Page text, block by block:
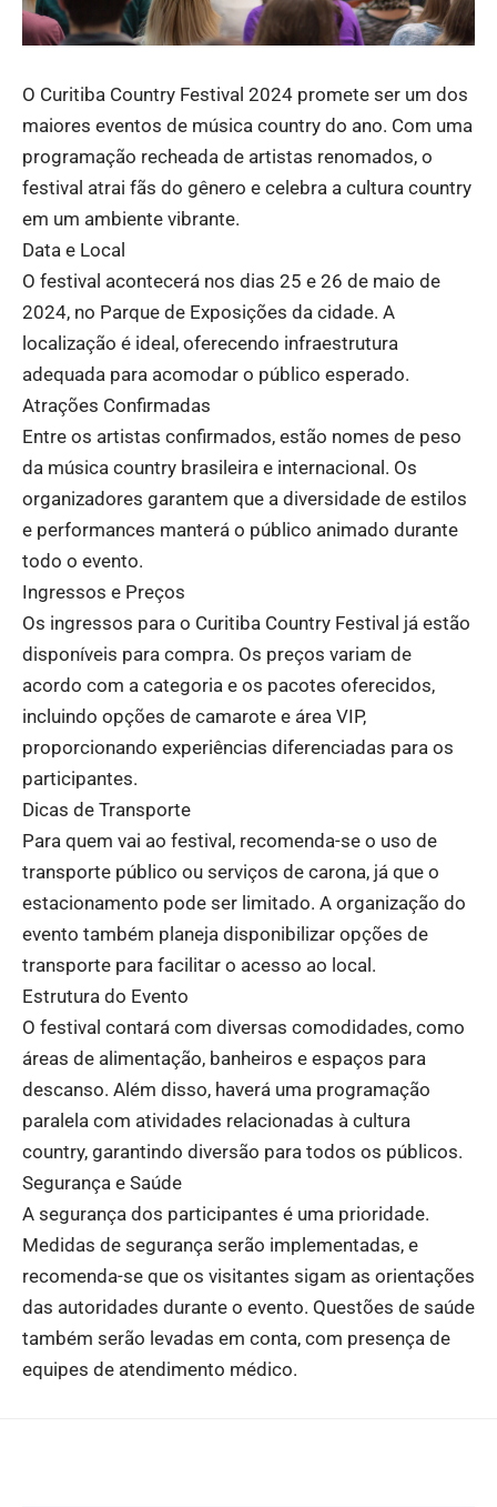
O Curitiba Country Festival 2024 promete ser um dos
maiores eventos de música country do ano. Com uma
programação recheada de artistas renomados, o
festival atrai fãs do gênero e celebra a cultura country
em um ambiente vibrante.
Data e Local
O festival acontecerá nos dias 25 e 26 de maio de
2024, no Parque de Exposições da cidade. A
localização é ideal, oferecendo infraestrutura
adequada para acomodar o público esperado.
Atrações Confirmadas
Entre os artistas confirmados, estão nomes de peso
da música country brasileira e internacional. Os
organizadores garantem que a diversidade de estilos
e performances manterá o público animado durante
todo o evento.
Ingressos e Preços
Os ingressos para o Curitiba Country Festival já estão
disponíveis para compra. Os preços variam de
acordo com a categoria e os pacotes oferecidos,
incluindo opções de camarote e área VIP,
proporcionando experiências diferenciadas para os
participantes.
Dicas de Transporte
Para quem vai ao festival, recomenda-se o uso de
transporte público ou serviços de carona, já que o
estacionamento pode ser limitado. A organização do
evento também planeja disponibilizar opções de
transporte para facilitar o acesso ao local.
Estrutura do Evento
O festival contará com diversas comodidades, como
áreas de alimentação, banheiros e espaços para
descanso. Além disso, haverá uma programação
paralela com atividades relacionadas à cultura
country, garantindo diversão para todos os públicos.
Segurança e Saúde
A segurança dos participantes é uma prioridade.
Medidas de segurança serão implementadas, e
recomenda-se que os visitantes sigam as orientações
das autoridades durante o evento. Questões de saúde
também serão levadas em conta, com presença de
equipes de atendimento médico.